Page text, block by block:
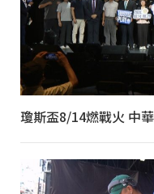
瓊斯盃8/14燃戰火 中